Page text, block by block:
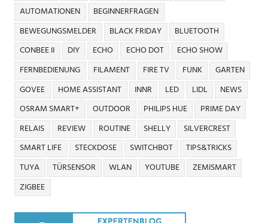
AUTOMATIONEN
BEGINNERFRAGEN
BEWEGUNGSMELDER
BLACK FRIDAY
BLUETOOTH
CONBEE II
DIY ECHO ECHO DOT
ECHO SHOW
FERNBEDIENUNG
FILAMENT FIRE TV FUNK
GARTEN
GOVEE
HOME ASSISTANT INNR LED LIDL
NEWS
OSRAM SMART+
OUTDOOR PHILIPS HUE
PRIME DAY
RELAIS
REVIEW ROUTINE SHELLY
SILVERCREST
SMART LIFE
STECKDOSE SWITCHBOT
TIPS&TRICKS
TUYA
TÜRSENSOR WLAN YOUTUBE
ZEMISMART
ZIGBEE